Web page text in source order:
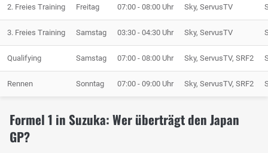
2. Freies Training Freitag 07:00 - 08:00 Uhr Sky, ServusTV
3. Freies Training Samstag 03:30 - 04:30 Uhr Sky, ServusTV
Qualifying Samstag 07:00 - 08:00 Uhr Sky, ServusTV, SRF2
Rennen Sonntag 07:00 - 09:00 Uhr Sky, ServusTV, SRF2
Formel 1 in Suzuka: Wer überträgt den Japan
GP?